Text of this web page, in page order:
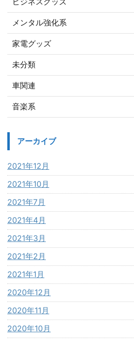
メンタル強化系
家電グッズ
未分類
車関連
音楽系
アーカイブ
2021年12月
2021年10月
2021年7月
2021年4月
2021年3月
2021年2月
2021年1月
2020年12月
2020年11月
2020年10月